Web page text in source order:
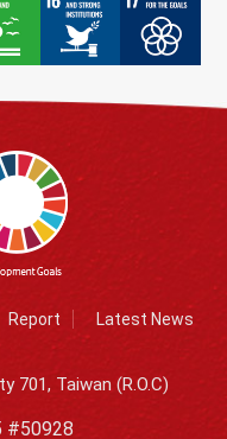
Report Latest News
701, Taiwan (R.O.C)
#50928